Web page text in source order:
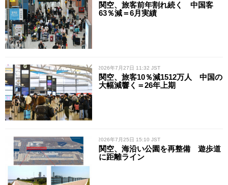
関空、旅客前年割れ続く 中国客
63％減＝6月実績
/ 2026年7月27日 11:32 JST
関空、旅客10％減1512万人 中国の
大幅減響く＝26年上期
/ 2026年7月25日 15:10 JST
関空、海沿い公園を再整備 遊歩道
に距離ライン